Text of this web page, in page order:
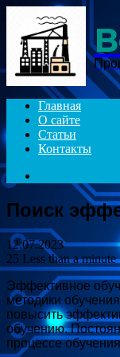
Главная
О сайте
Статьи
Контакты
Поиск
12.07.2023
25 Less than a minute
Эффективное
методики
повысить
обучению.
процессе